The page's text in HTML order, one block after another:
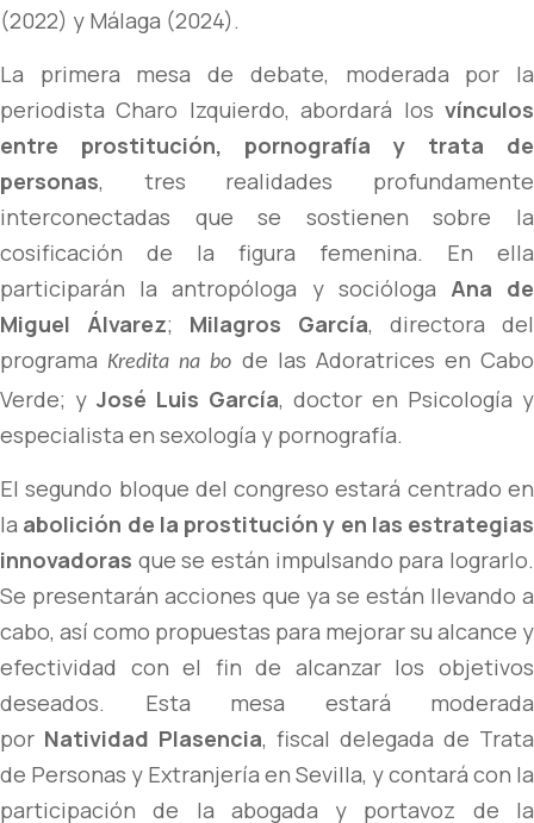
(2022) y Málaga (2024).
La primera mesa de debate, moderada por la
periodista Charo Izquierdo, abordará los vínculos
entre prostitución, pornografía y trata de
personas, tres realidades profundamente
interconectadas que se sostienen sobre la
cosificación de la figura femenina. En ella
participarán la antropóloga y socióloga Ana de
Miguel Álvarez; Milagros García, directora del
programaKredita na bo de las Adoratrices en Cabo
Verde; y José Luis García, doctor en Psicología y
especialista en sexología y pornografía.
El segundo bloque del congreso estará centrado en
la abolición de la prostitución y en las estrategias
innovadoras que se están impulsando para lograrlo.
Se presentarán acciones que ya se están llevando a
cabo, así como propuestas para mejorar su alcance y
efectividad con el fin de alcanzar los objetivos
deseados. Esta mesa estará moderada
por Natividad Plasencia, fiscal delegada de Trata
de Personas y Extranjería en Sevilla, y contará con la
participación de la abogada y portavoz de la